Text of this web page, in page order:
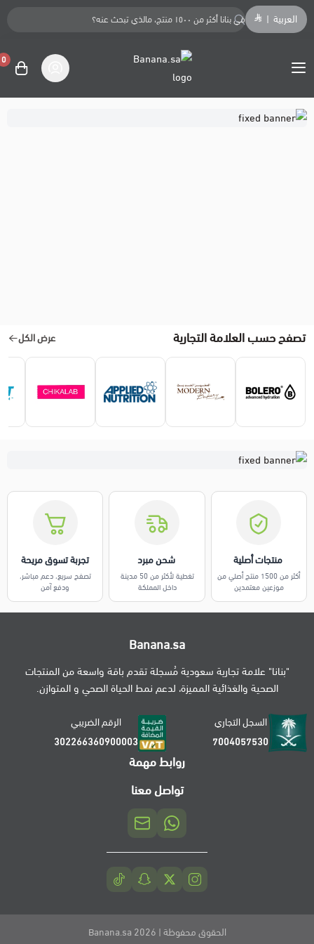
العربية
Banana.sa
0
تصفح حسب العلامة التجارية عرض الكل
️ منتجات أصلية
أكثر من 1500 منتج أصلي من
موزعين معتمدين
️ شحن مبرد
تغطية لأكثر من 50 مدينة
داخل المملكة
تجربة تسوق مريحة
تصفح سريع، دعم مباشر،
ودفع آمن
Banana.sa
"بنانا" علامة تجارية سعودية مُسجلة تقدم باقة واسعة من المنتجات
الصحية والغذائية المميزة، لدعم نمط الحياة الصحي و المتوازن.
السجل التجاري
7004057530
الرقم الضريبي
302266360900003
روابط مهمة
تواصل معنا
الحقوق محفوظة | 2026 Banana.sa